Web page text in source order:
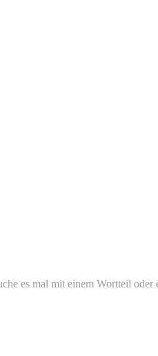
es mal mit einem Wortteil oder